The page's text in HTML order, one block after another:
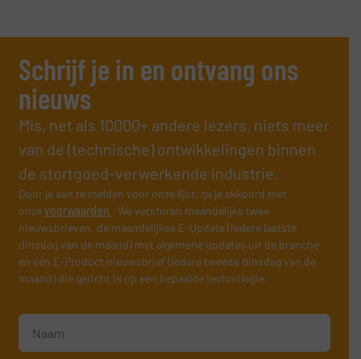
Schrijf je in en ontvang ons
nieuws
Mis, net als 10000+ andere lezers, niets meer
van de (technische) ontwikkelingen binnen
de stortgoed-verwerkende industrie.
Door je aan te melden voor onze lijst, ga je akkoord met
onzevoorwaarden . We versturen maandelijks twee
nieuwsbrieven, de maandelijkse E-Update (iedere laatste
dinsdag van de maand) met algemene updates uit de branche
en één E-Product nieuwsbrief (iedere tweede dinsdag van de
maand) die gericht is op een bepaalde technologie.